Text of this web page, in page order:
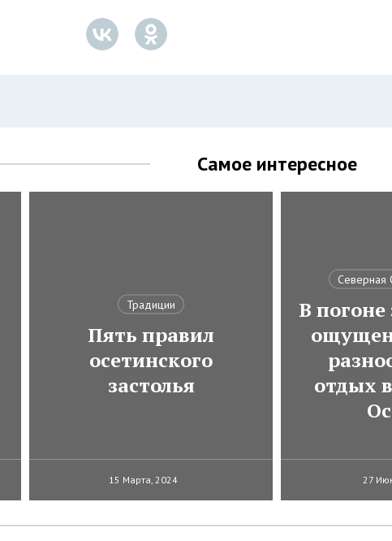
Самое интересное
Традиции
Пять правил
осетинского
застолья
15 Марта, 2024
Северная
В
отдых
27